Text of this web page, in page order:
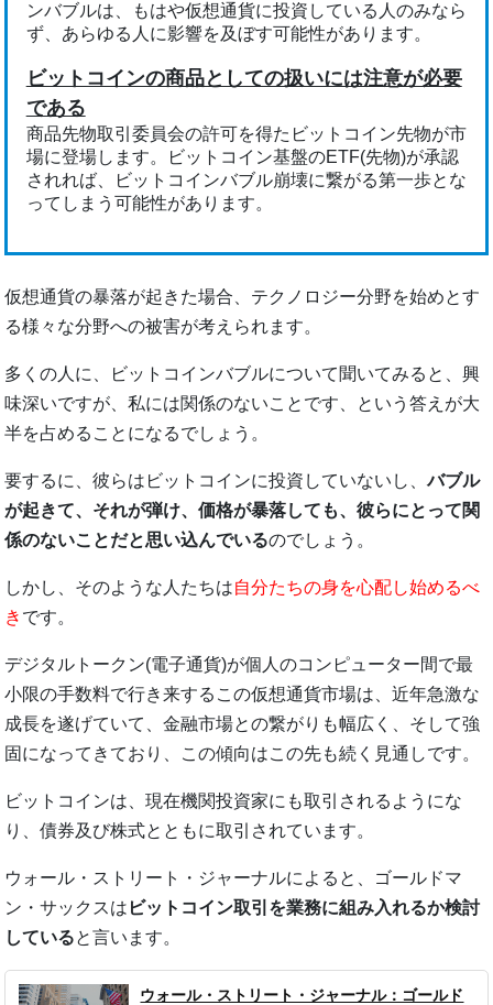
ンバブルは、もはや仮想通貨に投資している人のみなら
ず、あらゆる人に影響を及ぼす可能性があります。
ビットコインの商品としての扱いには注意が必要
である
商品先物取引委員会の許可を得たビットコイン先物が市
場に登場します。ビットコイン基盤のETF(先物)が承認
されれば、ビットコインバブル崩壊に繋がる第一歩とな
ってしまう可能性があります。
仮想通貨の暴落が起きた場合、テクノロジー分野を始めとす
る様々な分野への被害が考えられます。
多くの人に、ビットコインバブルについて聞いてみると、興
味深いですが、私には関係のないことです、という答えが大
半を占めることになるでしょう。
要するに、彼らはビットコインに投資していないし、バブル
が起きて、それが弾け、価格が暴落しても、彼らにとって関
係のないことだと思い込んでいるのでしょう。
しかし、そのような人たちは自分たちの身を心配し始めるべ
き です。
デジタルトークン(電子通貨)が個人のコンピューター間で最
小限の手数料で行き来するこの仮想通貨市場は、近年急激な
成長を遂げていて、金融市場との繋がりも幅広く、そして強
固になってきており、この傾向はこの先も続く見通しです。
ビットコインは、現在機関投資家にも取引されるようにな
り、債券及び株式とともに取引されています。
ウォール・ストリート・ジャーナルによると、ゴールドマ
ン・サックスは ビットコイン取引を業務に組み入れるか検討
していると言います。
ウォール・ストリート・ジャーナル：ゴールド